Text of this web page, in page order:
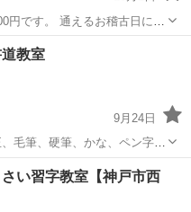
円です。 通えるお稽古日にだ
教室
9月24日
毛筆、硬筆、かな、ペン字等
ざしましょう！
日本習字
さい習字教室【神戸市西